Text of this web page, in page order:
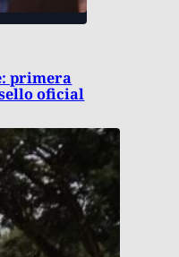
primera
oficial